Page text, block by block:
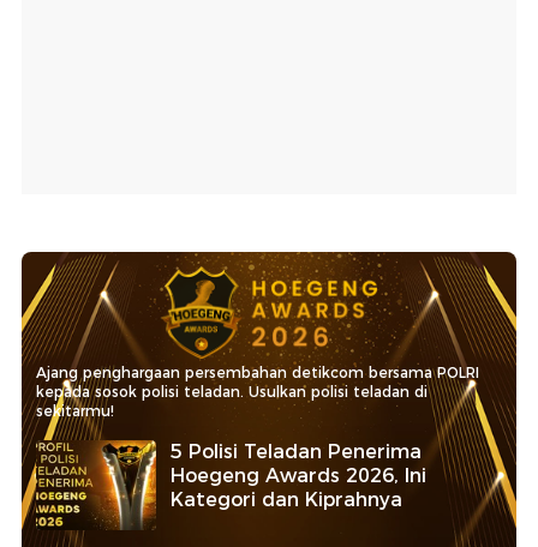
Ajang penghargaan persembahan detikcom bersama POLRI
kepada sosok polisi teladan. Usulkan polisi teladan di
sekitarmu!
5 Polisi Teladan Penerima
Hoegeng Awards 2026, Ini
Kategori dan Kiprahnya